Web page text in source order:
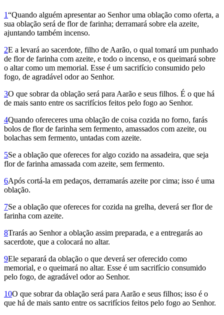
1“Quando alguém apresentar ao Senhor uma oblação como oferta, a
sua oblação será de flor de farinha; derramará sobre ela azeite,
ajuntando também incenso.
2E a levará ao sacerdote, filho de Aarão, o qual tomará um punhado
de flor de farinha com azeite, e todo o incenso, e os queimará sobre
o altar como um memorial. Esse é um sacri­fício consumido pelo
fogo, de agradável odor ao Senhor.
3O que sobrar da oblação será para Aarão e seus filhos. É o que há
de mais santo entre os sacrifícios feitos pelo fogo ao Senhor.
4Quando ofereceres uma oblação de coisa cozida no forno, farás
bolos de flor de farinha sem fermento, amassados com azeite, ou
bolachas sem fermento, untadas com azeite.
5Se a oblação que ofereces for algo cozido na assadeira, que seja
flor de farinha amassada com azeite, sem fermento.
6Após cortá-la em pedaços, derramarás azeite por cima; isso é uma
oblação.
7Se a oblação que ofereces for cozida na grelha, deverá ser flor de
farinha com azeite.
8Trarás ao Senhor a oblação assim preparada, e a entregarás ao
sacerdote, que a colocará no altar.
9Ele separará da oblação o que deverá ser oferecido como
memorial, e o queimará no altar. Esse é um sacrifício consumido
pelo fogo, de agradável odor ao Senhor.
10O que sobrar da oblação será para Aarão e seus filhos; isso é o
que há de mais santo entre os sacrifícios feitos pelo fogo ao Senhor.